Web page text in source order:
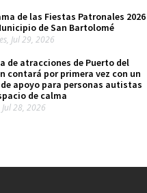
de las Fiestas Patronales 2026
de San Bartolomé
Jul 29, 2026
de atracciones de Puerto del
contará por primera vez con un
apoyo para personas autistas
de calma
28, 2026